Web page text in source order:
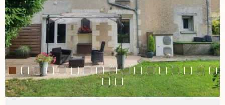
BIEN
BIENS
NOS